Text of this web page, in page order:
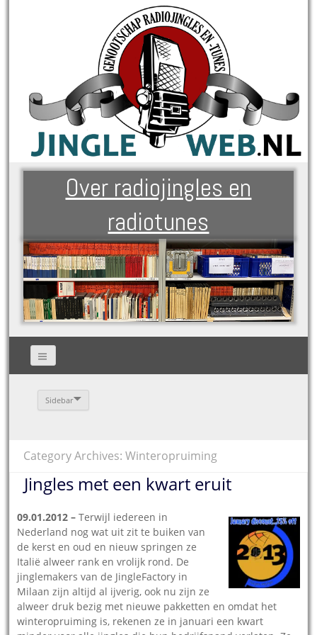
Over radiojingles en
radiotunes
Sidebar
Category Archives: Winteropruiming
Jingles met een kwart eruit
09.01.2012 –Terwijl iedereen in
Nederland nog wat uit zit te buiken van
de kerst en oud en nieuw springen ze
Italië alweer rank en vrolijk rond. De
jinglemakers van de JingleFactory in
Milaan zijn altijd al ijverig, ook nu zijn ze
alweer druk bezig met nieuwe pakketten en omdat het
winteropruiming is, rekenen ze in januari een kwart